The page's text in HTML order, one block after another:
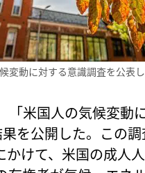
変動に対する意識調査を公表
米国人の気候変動
を公開した。この
けて、米国の成人